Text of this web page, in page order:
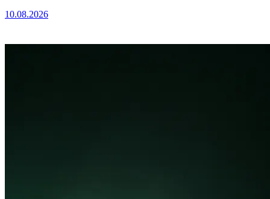
10.08.2026